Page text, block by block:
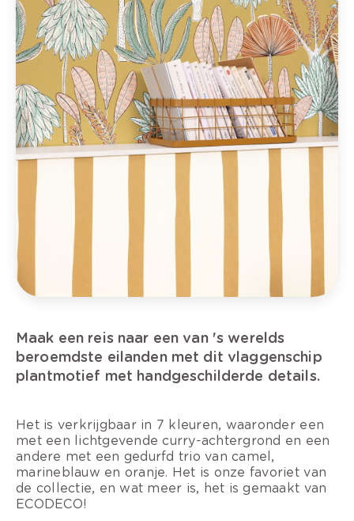
Maak een reis naar een van 's werelds
beroemdste eilanden met dit vlaggenschip
plantmotief met handgeschilderde details.
Het is verkrijgbaar in 7 kleuren, waaronder een
met een lichtgevende curry-achtergrond en een
andere met een gedurfd trio van camel,
marineblauw en oranje. Het is onze favoriet van
de collectie, en wat meer is, het is gemaakt van
ECODECO!